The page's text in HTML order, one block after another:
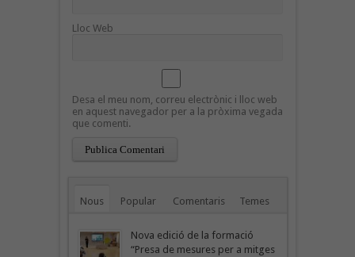
Lloc Web
Desa el meu nom, correu electrònic i lloc web
en aquest navegador per a la pròxima vegada
que comenti.
Nous Popular Comentaris Temes
Nova edició de la formació
“Presa de mesures per a mitges